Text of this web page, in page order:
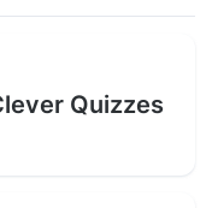
Quizzes